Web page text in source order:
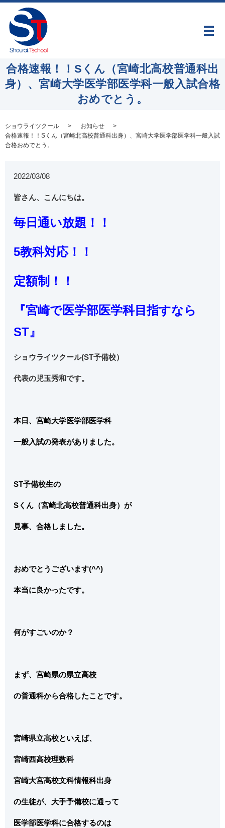
メ
合格速報！！Sくん（宮崎北高校普通科出
身）、宮崎大学医学部医学科一般入試合格
おめでとう。
ショウライツクール
お知らせ
合格速報！！Sくん（宮崎北高校普通科出身）、宮崎大学医学部医学科一般入試
合格おめでとう。
2022/03/08
皆さん、こんにちは。
毎日通い放題！！
5教科対応！！
定額制！！
『宮崎で医学部医学科目指すなら
ST』
ショウライツクール(ST予備校）
代表の児玉秀和です。
本日、宮崎大学医学部医学科
一般入試の発表がありました。
ST予備校生の
Sくん（宮崎北高校普通科出身）が
見事、合格しました。
おめでとうございます(^^)
本当に良かったです。
何がすごいのか？
まず、宮崎県の県立高校
の普通科から合格したことです。
宮崎県立高校といえば、
宮崎西高校理数科
宮崎大宮高校文科情報科出身
の生徒が、大手予備校に通って
医学部医学科に合格するのは